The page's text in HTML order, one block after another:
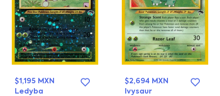
$1,195 MXN
Ledyba
$2,694 MXN
Ivysaur